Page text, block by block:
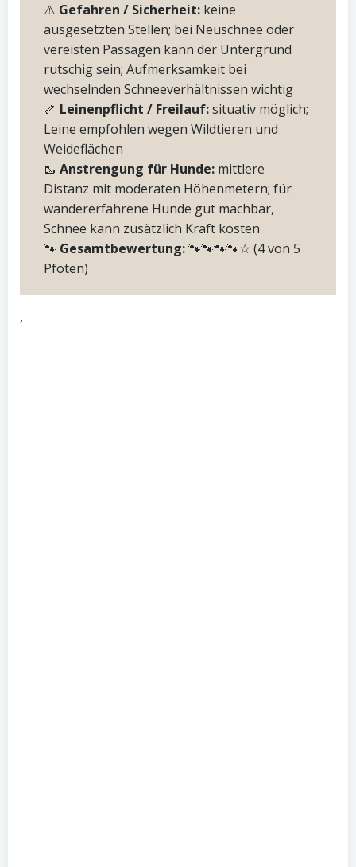
⚠️ Gefahren / Sicherheit: keine
ausgesetzten Stellen; bei Neuschnee oder
vereisten Passagen kann der Untergrund
rutschig sein; Aufmerksamkeit bei
wechselnden Schneeverhältnissen wichtig
🦴 Leinenpflicht / Freilauf:situativ möglich;
Leine empfohlen wegen Wildtieren und
Weideflächen
🥾 Anstrengung für Hunde: mittlere
Distanz mit moderaten Höhenmetern; für
wandererfahrene Hunde gut machbar,
Schnee kann zusätzlich Kraft kosten
🐾 Gesamtbewertung:🐾🐾🐾🐾☆ (4 von 5
Pfoten)
,